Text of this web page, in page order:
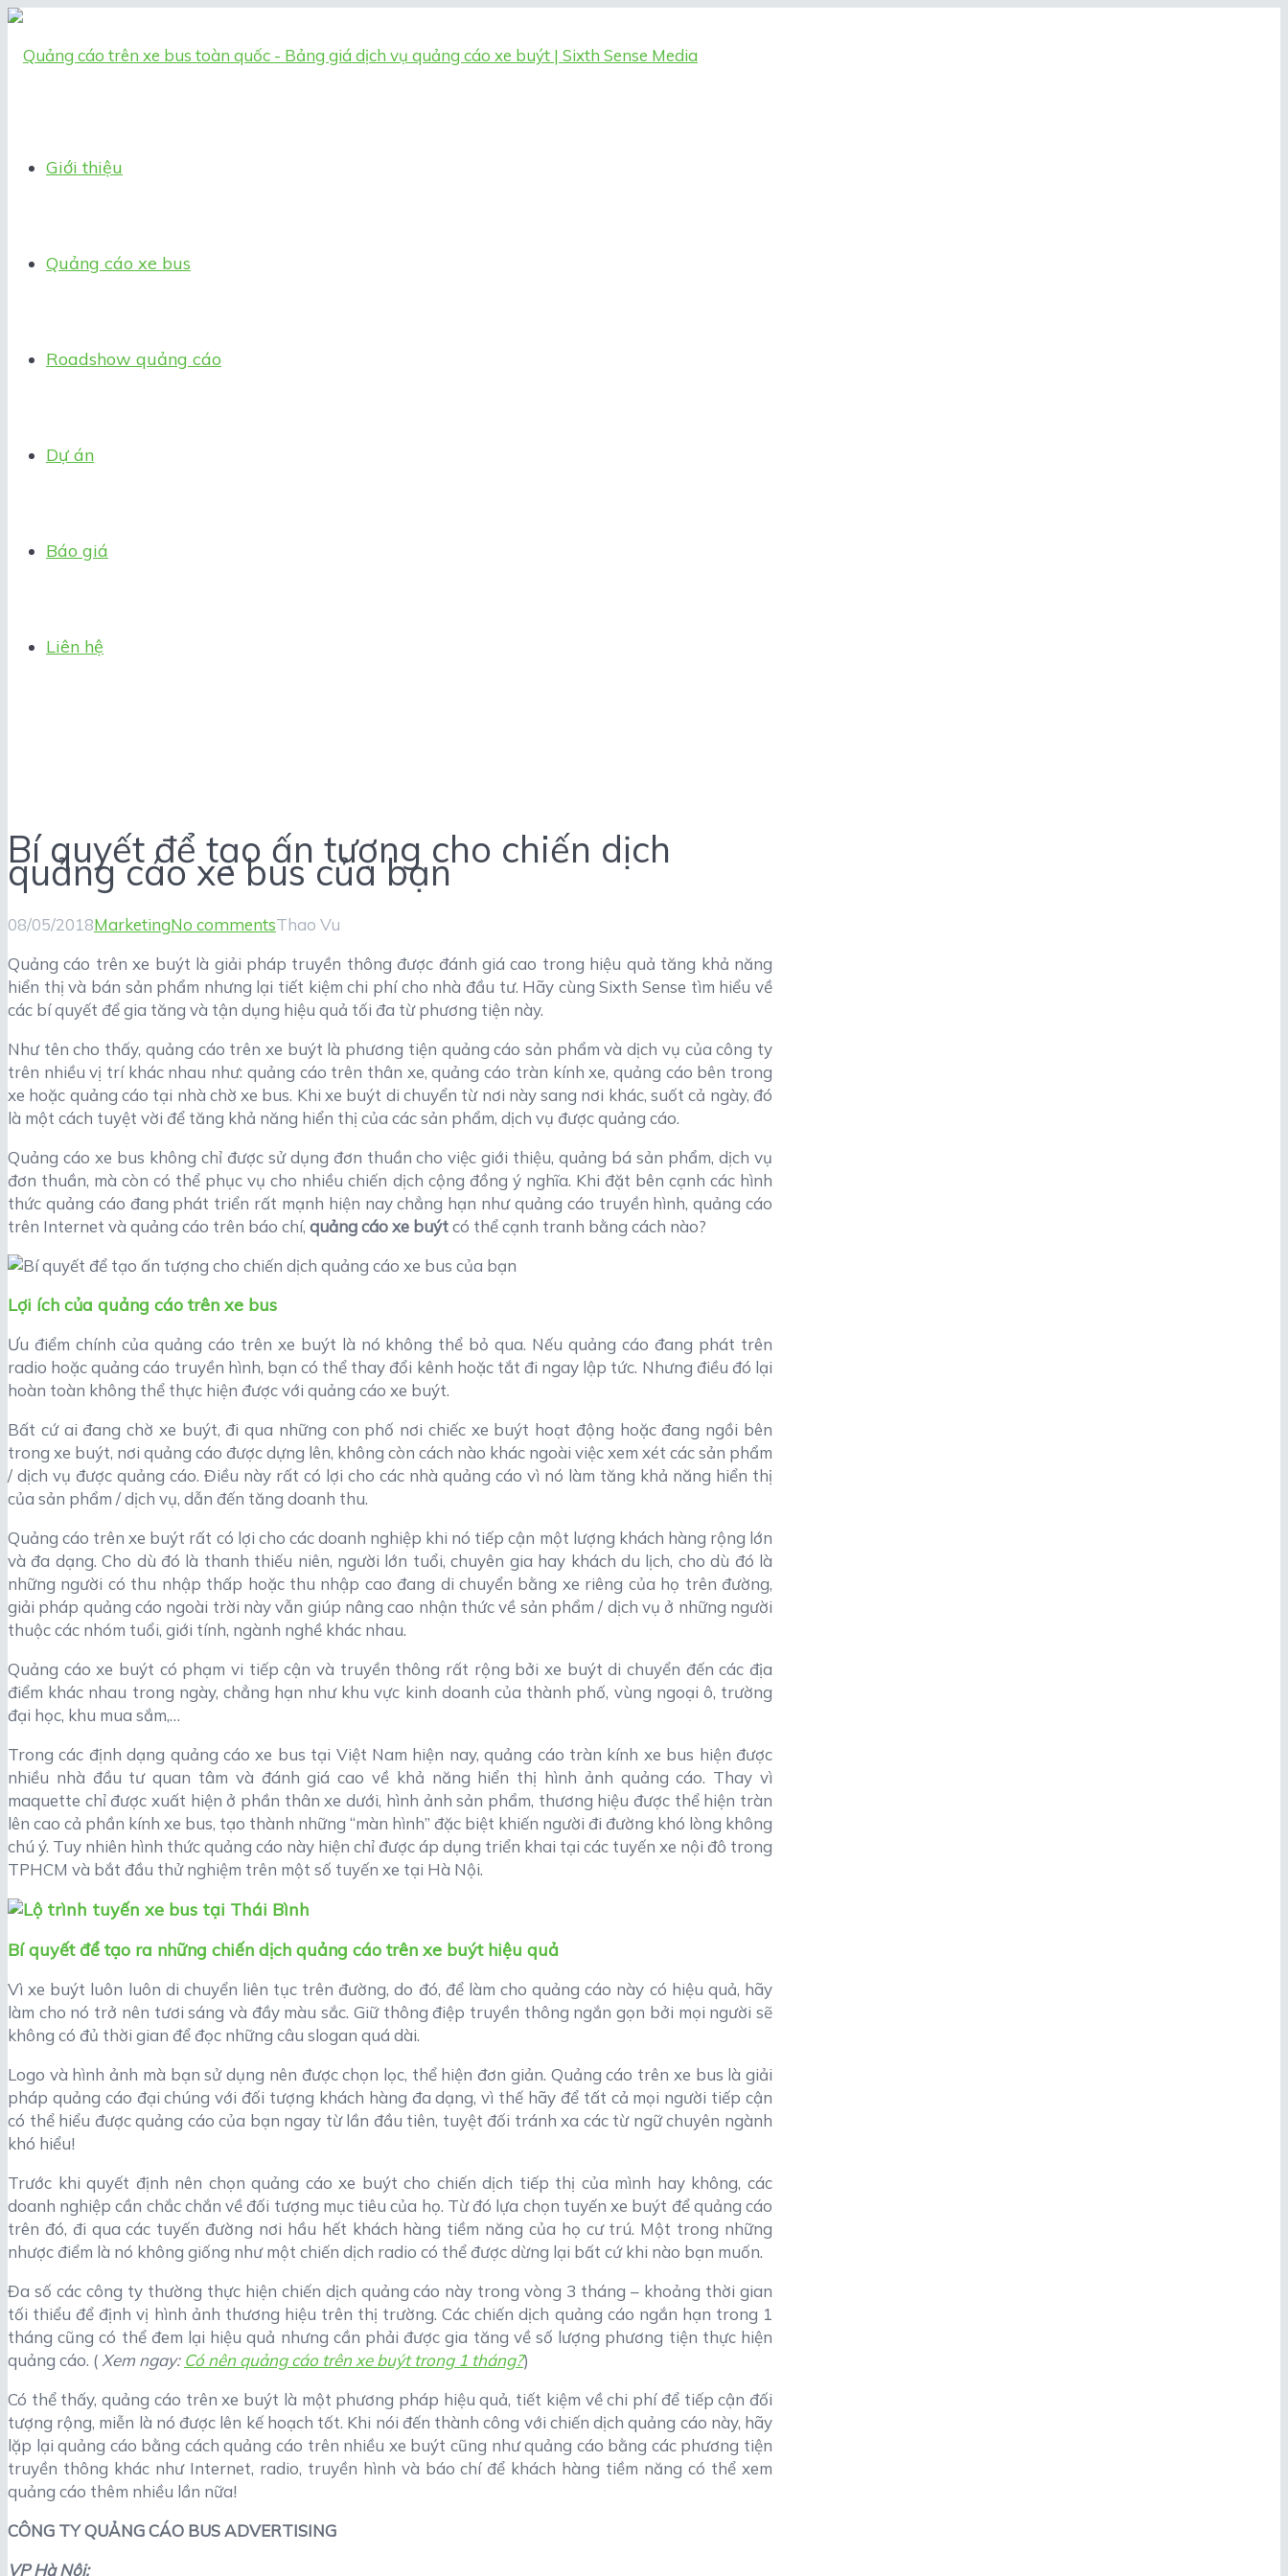
Giới thiệu
Quảng cáo xe bus
Roadshow quảng cáo
Dự án
Báo giá
Liên hệ
Bí quyết để tạo ấn tượng cho chiến dịch
quảng cáo xe bus của bạn
08/05/2018MarketingNo commentsThao Vu
Quảng cáo trên xe buýt là giải pháp truyền thông được đánh giá cao trong hiệu quả tăng khả năng
hiển thị và bán sản phẩm nhưng lại tiết kiệm chi phí cho nhà đầu tư. Hãy cùng Sixth Sense tìm hiểu về
các bí quyết để gia tăng và tận dụng hiệu quả tối đa từ phương tiện này.
Như tên cho thấy, quảng cáo trên xe buýt là phương tiện quảng cáo sản phẩm và dịch vụ của công ty
trên nhiều vị trí khác nhau như: quảng cáo trên thân xe, quảng cáo tràn kính xe, quảng cáo bên trong
xe hoặc quảng cáo tại nhà chờ xe bus. Khi xe buýt di chuyển từ nơi này sang nơi khác, suốt cả ngày, đó
là một cách tuyệt vời để tăng khả năng hiển thị của các sản phẩm, dịch vụ được quảng cáo.
Quảng cáo xe bus không chỉ được sử dụng đơn thuần cho việc giới thiệu, quảng bá sản phẩm, dịch vụ
đơn thuần, mà còn có thể phục vụ cho nhiều chiến dịch cộng đồng ý nghĩa. Khi đặt bên cạnh các hình
thức quảng cáo đang phát triển rất mạnh hiện nay chẳng hạn như quảng cáo truyền hình, quảng cáo
trên Internet và quảng cáo trên báo chí, quảng cáo xe buýtcó thể cạnh tranh bằng cách nào?
Lợi ích của quảng cáo trên xe bus
Ưu điểm chính của quảng cáo trên xe buýt là nó không thể bỏ qua. Nếu quảng cáo đang phát trên
radio hoặc quảng cáo truyền hình, bạn có thể thay đổi kênh hoặc tắt đi ngay lập tức. Nhưng điều đó lại
hoàn toàn không thể thực hiện được với quảng cáo xe buýt.
Bất cứ ai đang chờ xe buýt, đi qua những con phố nơi chiếc xe buýt hoạt động hoặc đang ngồi bên
trong xe buýt, nơi quảng cáo được dựng lên, không còn cách nào khác ngoài việc xem xét các sản phẩm
/ dịch vụ được quảng cáo. Điều này rất có lợi cho các nhà quảng cáo vì nó làm tăng khả năng hiển thị
của sản phẩm / dịch vụ, dẫn đến tăng doanh thu.
Quảng cáo trên xe buýt rất có lợi cho các doanh nghiệp khi nó tiếp cận một lượng khách hàng rộng lớn
và đa dạng. Cho dù đó là thanh thiếu niên, người lớn tuổi, chuyên gia hay khách du lịch, cho dù đó là
những người có thu nhập thấp hoặc thu nhập cao đang di chuyển bằng xe riêng của họ trên đường,
giải pháp quảng cáo ngoài trời này vẫn giúp nâng cao nhận thức về sản phẩm / dịch vụ ở những người
thuộc các nhóm tuổi, giới tính, ngành nghề khác nhau.
Quảng cáo xe buýt có phạm vi tiếp cận và truyền thông rất rộng bởi xe buýt di chuyển đến các địa
điểm khác nhau trong ngày, chẳng hạn như khu vực kinh doanh của thành phố, vùng ngoại ô, trường
đại học, khu mua sắm,…
Trong các định dạng quảng cáo xe bus tại Việt Nam hiện nay, quảng cáo tràn kính xe bus hiện được
nhiều nhà đầu tư quan tâm và đánh giá cao về khả năng hiển thị hình ảnh quảng cáo. Thay vì
maquette chỉ được xuất hiện ở phần thân xe dưới, hình ảnh sản phẩm, thương hiệu được thể hiện tràn
lên cao cả phần kính xe bus, tạo thành những “màn hình” đặc biệt khiến người đi đường khó lòng không
chú ý. Tuy nhiên hình thức quảng cáo này hiện chỉ được áp dụng triển khai tại các tuyến xe nội đô trong
TPHCM và bắt đầu thử nghiệm trên một số tuyến xe tại Hà Nội.
Bí quyết để tạo ra những chiến dịch quảng cáo trên xe buýt hiệu quả
Vì xe buýt luôn luôn di chuyển liên tục trên đường, do đó, để làm cho quảng cáo này có hiệu quả, hãy
làm cho nó trở nên tươi sáng và đầy màu sắc. Giữ thông điệp truyền thông ngắn gọn bởi mọi người sẽ
không có đủ thời gian để đọc những câu slogan quá dài.
Logo và hình ảnh mà bạn sử dụng nên được chọn lọc, thể hiện đơn giản. Quảng cáo trên xe bus là giải
pháp quảng cáo đại chúng với đối tượng khách hàng đa dạng, vì thế hãy để tất cả mọi người tiếp cận
có thể hiểu được quảng cáo của bạn ngay từ lần đầu tiên, tuyệt đối tránh xa các từ ngữ chuyên ngành
khó hiểu!
Trước khi quyết định nên chọn quảng cáo xe buýt cho chiến dịch tiếp thị của mình hay không, các
doanh nghiệp cần chắc chắn về đối tượng mục tiêu của họ. Từ đó lựa chọn tuyến xe buýt để quảng cáo
trên đó, đi qua các tuyến đường nơi hầu hết khách hàng tiềm năng của họ cư trú. Một trong những
nhược điểm là nó không giống như một chiến dịch radio có thể được dừng lại bất cứ khi nào bạn muốn.
Đa số các công ty thường thực hiện chiến dịch quảng cáo này trong vòng 3 tháng – khoảng thời gian
tối thiểu để định vị hình ảnh thương hiệu trên thị trường. Các chiến dịch quảng cáo ngắn hạn trong 1
tháng cũng có thể đem lại hiệu quả nhưng cần phải được gia tăng về số lượng phương tiện thực hiện
quảng cáo. ( Xem ngay: Có nên quảng cáo trên xe buýt trong 1 tháng?)
Có thể thấy, quảng cáo trên xe buýt là một phương pháp hiệu quả, tiết kiệm về chi phí để tiếp cận đối
tượng rộng, miễn là nó được lên kế hoạch tốt. Khi nói đến thành công với chiến dịch quảng cáo này, hãy
lặp lại quảng cáo bằng cách quảng cáo trên nhiều xe buýt cũng như quảng cáo bằng các phương tiện
truyền thông khác như Internet, radio, truyền hình và báo chí để khách hàng tiềm năng có thể xem
quảng cáo thêm nhiều lần nữa!
CÔNG TY QUẢNG CÁO BUS ADVERTISING
VP Hà Nội: